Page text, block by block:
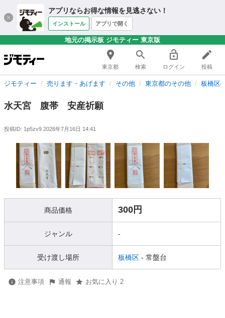
アプリならお得な情報を見逃さない！
インストール アプリで開く
地元の掲示板 ジモティー 東京版
東京都 検索 ログイン 投稿
ジモティー 売ります・あげます その他 東京都のその他 板橋区
水天宮 腹帯 安産祈願
投稿ID: 1p5zv9 2026年7月16日 14:41
商品価格 300円
ジャンル -
受け渡し場所 板橋区 - 常盤台
注意事項 通報 お気に入り 2